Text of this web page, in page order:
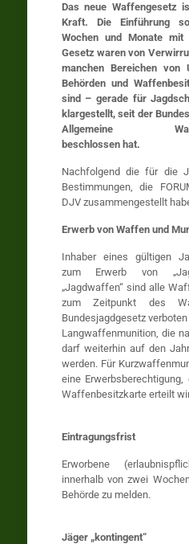
Das neue Waffengesetz
Kraft. Die Einführung
Wochen und Monate
Gesetz waren von
manchen Bereichen von
Behörden und
sind – gerade für
klargestellt, seit der
Allgemeine
beschlossen hat.
Nachfolgend die für die
Bestimmungen, die
DJV zusammengestellt
Erwerb von Waffen und
Inhaber eines gültigen
zum Erwerb von
„Jagdwaffen“ sind alle
zum Zeitpunkt des
Bundesjagdgesetz
Langwaffenmunition, die
darf weiterhin auf den
werden. Für
eine
Waffenbesitzkarte erteilt
Eintragungsfrist
Erworbene
innerhalb von zwei
Behörde zu melden.
Jäger „kontingent“